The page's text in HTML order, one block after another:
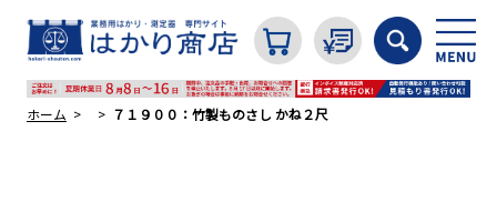
ホーム ７１９００：竹製ものさし かね２尺